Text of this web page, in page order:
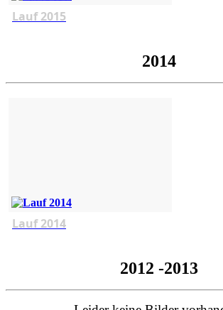
Lauf 2015
2014
Lauf 2014
2012 -2013